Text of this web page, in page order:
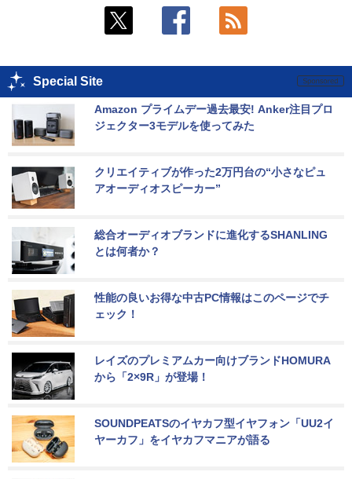
Special Site
Amazon プライムデー過去最安! Anker注目プロ
ジェクター3モデルを使ってみた
クリエイティブが作った2万円台の“小さなピュ
アオーディオスピーカー”
総合オーディオブランドに進化するSHANLING
とは何者か？
性能の良いお得な中古PC情報はこのページでチ
ェック！
レイズのプレミアムカー向けブランドHOMURA
から「2×9R」が登場！
SOUNDPEATSのイヤカフ型イヤフォン「UU2イ
ヤーカフ」をイヤカフマニアが語る